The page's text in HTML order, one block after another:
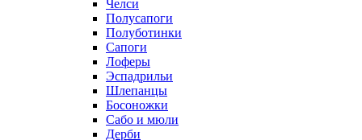
Челси
Полусапоги
Полуботинки
Сапоги
Лоферы
Эспадрильи
Шлепанцы
Босоножки
Сабо и мюли
Дерби